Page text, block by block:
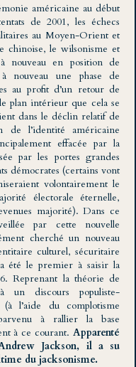
américaine au début
de 2001, les échecs
au Moyen-Orient et
chinoise, le wilsonisme et
nouveau en position de
nouveau une phase de
au profit d’un retour de
plan intérieur que cela se
dans le déclin relatif de
l’identité américaine
effacée par la
par les portes grandes
démocrates (certains vont
volontairement le
électorale éternelle,
majorité). Dans ce
par cette nouvelle
cherché un nouveau
culturel, sécuritaire
été le premier à saisir la
Reprenant la théorie de
un discours populiste-
l’aide du complotisme
à rallier la base
à ce courant.Apparenté
Jackson, il a su
du jacksonisme.